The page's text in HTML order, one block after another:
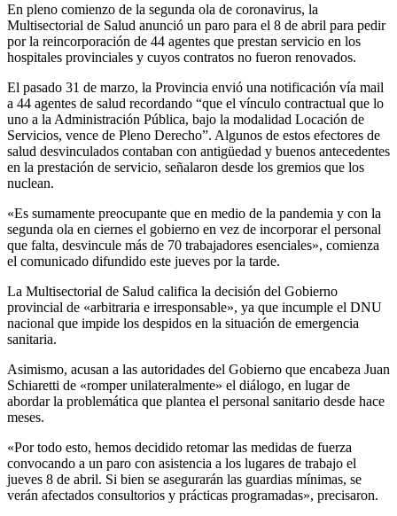
En pleno comienzo de la segunda ola de coronavirus, la
Multisectorial de Salud anunció un paro para el 8 de abril para pedir
por la reincorporación de 44 agentes que prestan servicio en los
hospitales provinciales y cuyos contratos no fueron renovados.
El pasado 31 de marzo, la Provincia envió una notificación vía mail
a 44 agentes de salud recordando “que el vínculo contractual que lo
uno a la Administración Pública, bajo la modalidad Locación de
Servicios, vence de Pleno Derecho”. Algunos de estos efectores de
salud desvinculados contaban con antigüedad y buenos antecedentes
en la prestación de servicio, señalaron desde los gremios que los
nuclean.
«Es sumamente preocupante que en medio de la pandemia y con la
segunda ola en ciernes el gobierno en vez de incorporar el personal
que falta, desvincule más de 70 trabajadores esenciales», comienza
el comunicado difundido este jueves por la tarde.
La Multisectorial de Salud califica la decisión del Gobierno
provincial de «arbitraria e irresponsable», ya que incumple el DNU
nacional que impide los despidos en la situación de emergencia
sanitaria.
Asimismo, acusan a las autoridades del Gobierno que encabeza Juan
Schiaretti de «romper unilateralmente» el diálogo, en lugar de
abordar la problemática que plantea el personal sanitario desde hace
meses.
«Por todo esto, hemos decidido retomar las medidas de fuerza
convocando a un paro con asistencia a los lugares de trabajo el
jueves 8 de abril. Si bien se asegurarán las guardias mínimas, se
verán afectados consultorios y prácticas programadas», precisaron.